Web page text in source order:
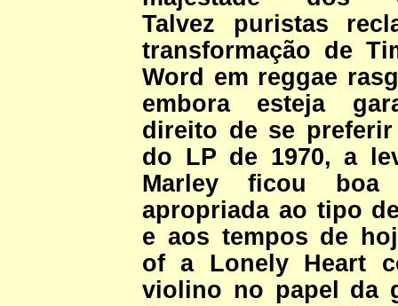
Talvez puristas
transformação de
Word em reggae
embora esteja
direito de se
do LP de 1970, a
Marley ficou
apropriada ao tipo
e aos tempos de
of a Lonely Heart
violino no papel da